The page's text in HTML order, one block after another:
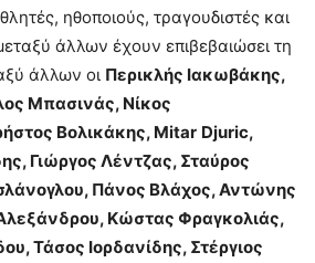
ηθοποιούς, τραγουδιστές και
άλλων έχουν επιβεβαιώσει τη
άλλων οι Περικλής Ιακωβάκης,
Μπασινάς, Νίκος
Βολικάκης, Mitar Djuric,
Γιώργος Λέντζας, Σταύρος
Πάνος Βλάχος, Αντώνης
Κώστας Φραγκολιάς,
Τάσος Ιορδανίδης, Στέργιος